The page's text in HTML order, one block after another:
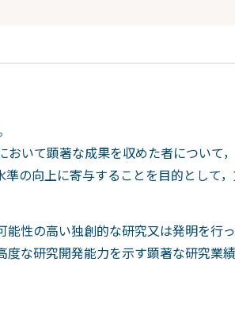
いて顕著な成果を収めた者について
の向上に寄与することを目的として
性の高い独創的な研究又は発明を行
な研究開発能力を示す顕著な研究業